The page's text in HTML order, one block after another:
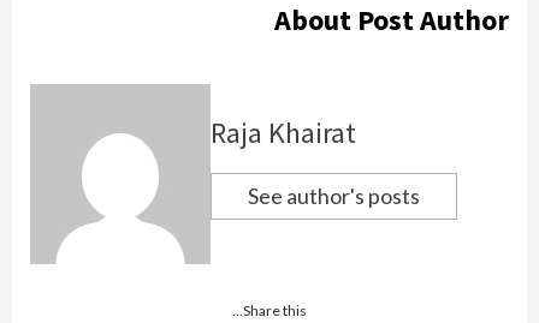
About Post Author
Raja Khairat
See author's posts
Share this...